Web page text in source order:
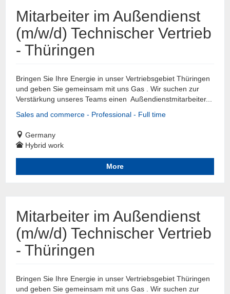
Mitarbeiter im Außendienst
(m/w/d) Technischer Vertrieb
- Thüringen
Bringen Sie Ihre Energie in unser Vertriebsgebiet Thüringen
und geben Sie gemeinsam mit uns Gas . Wir suchen zur
Verstärkung unseres Teams einen Außendienstmitarbeiter...
Sales and commerce - Professional - Full time
Germany
Hybrid work
More
Mitarbeiter im Außendienst
(m/w/d) Technischer Vertrieb
- Thüringen
Bringen Sie Ihre Energie in unser Vertriebsgebiet Thüringen
und geben Sie gemeinsam mit uns Gas . Wir suchen zur